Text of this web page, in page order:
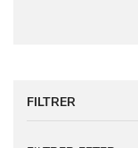
FILTRER